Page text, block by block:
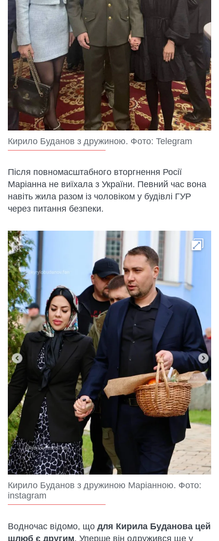
Кирило Буданов з дружиною. Фото: Telegram
Після повномасштабного вторгнення Росії
Маріанна не виїхала з України. Певний час вона
навіть жила разом із чоловіком у будівлі ГУР
через питання безпеки.
Кирило Буданов з дружиною Маріанною. Фото:
instagram
Водночас відомо, що для Кирила Буданова цей
шлюб є другим. Уперше він одружився ще у